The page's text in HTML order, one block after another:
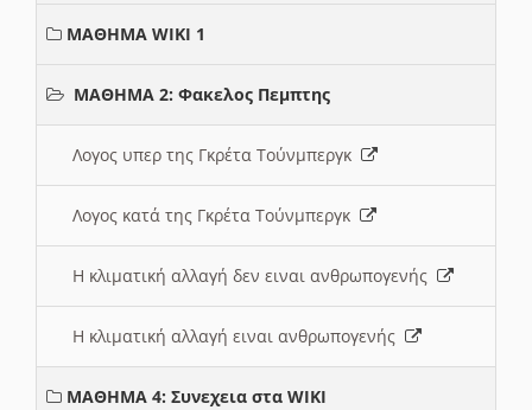
ΜΑΘΗΜΑ WIKI 1
ΜΑΘΗΜΑ 2: Φακελος Πεμπτης
Λογος υπερ της Γκρέτα Τούνμπεργκ
Λογος κατά της Γκρέτα Τούνμπεργκ
Η κλιματική αλλαγή δεν ειναι ανθρωπογενής
Η κλιματική αλλαγή ειναι ανθρωπογενής
ΜΑΘΗΜΑ 4: Συνεχεια στα WIKI